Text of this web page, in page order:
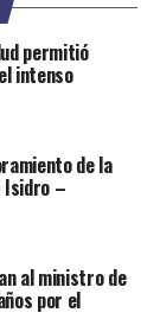
permitió
intenso
de la
Isidro –
al ministro de
por el